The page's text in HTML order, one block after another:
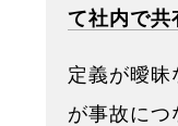
て社内で共
定義が曖昧
が事故につ